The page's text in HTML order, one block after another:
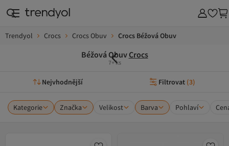
Trendyol Crocs Crocs Obuv Crocs Béžová Obuv
Béžová Obuv Crocs
7+ ks
Nejvhodnější Filtrovat (3)
Kategorie Značka Velikost Barva Pohlaví